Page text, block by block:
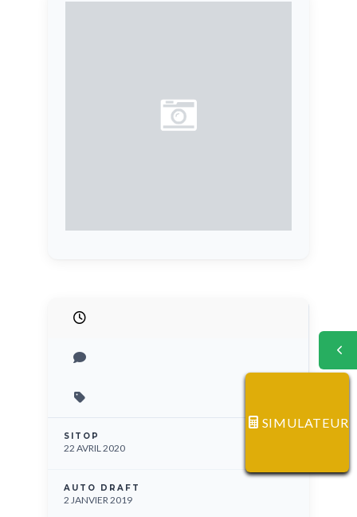
SITOP
22 AVRIL 2020
AUTO DRAFT
2 JANVIER 2019
SIMULATEUR